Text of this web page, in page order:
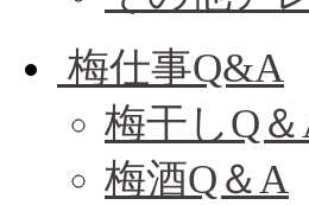
梅仕事Q&A
梅干しQ
梅酒Q＆A